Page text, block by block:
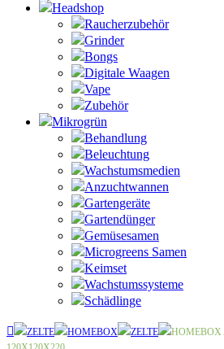
Headshop
Raucherzubehör
Grinder
Bongs
Digitale Waagen
Vape
Zubehör
Mikrogrün
Behandlung
Beleuchtung
Wachstumsmedien
Anzuchtwannen
Gartengeräte
Gartendünger
Gemüsesamen
Microgreens Samen
Keimset
Wachstumssysteme
Schädlinge
ZELTE HOMEBOX ZELTE
HOMEBOX